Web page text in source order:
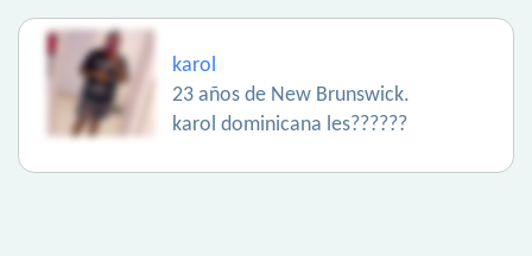
karol
23 años de New Brunswick.
karol dominicana les??????